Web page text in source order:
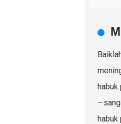
habuk
habuk